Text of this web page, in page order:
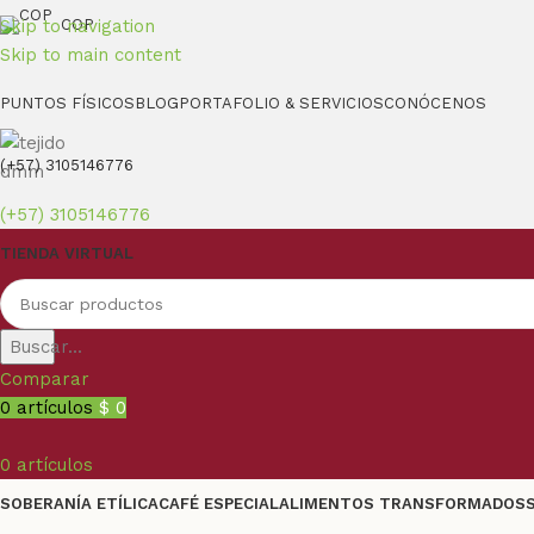
Skip to navigation
Skip to main content
COP
PUNTOS FÍSICOS BLOG PORTAFOLIO & SERVICIOSCONÓCENOS
(+57) 3105146776
(+57) 3105146776
TIENDA VIRTUAL
Buscar...
Comparar
0 artículos $ 0
0 artículos
SOBERANÍA ETÍLICACAFÉ ESPECIALALIMENTOS TRANSFORMADOS